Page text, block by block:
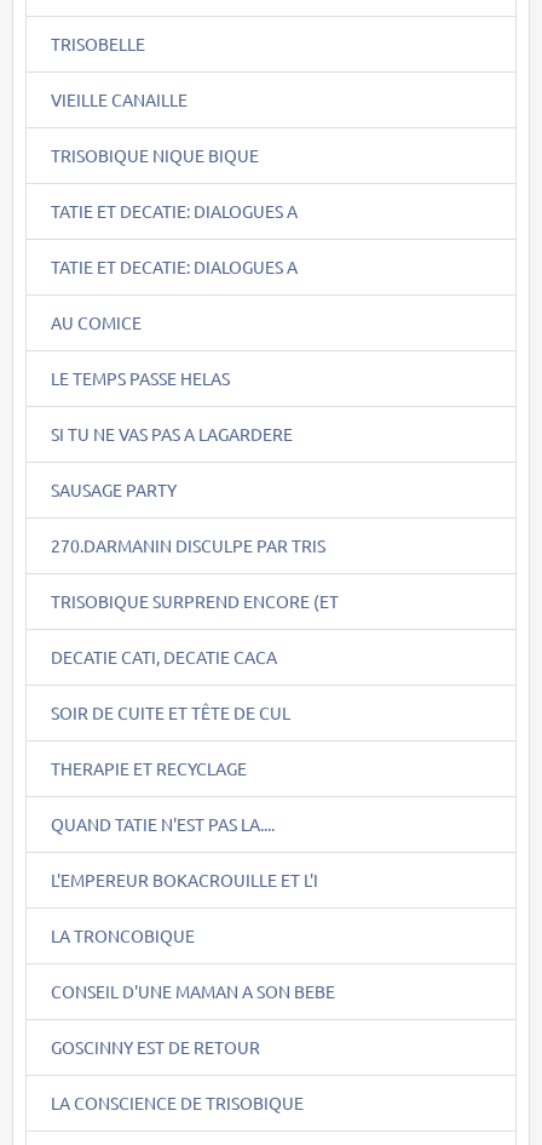
TRISOBELLE
VIEILLE CANAILLE
TRISOBIQUE NIQUE BIQUE
TATIE ET DECATIE: DIALOGUES A
TATIE ET DECATIE: DIALOGUES A
AU COMICE
LE TEMPS PASSE HELAS
SI TU NE VAS PAS A LAGARDERE
SAUSAGE PARTY
270.DARMANIN DISCULPE PAR TRIS
TRISOBIQUE SURPREND ENCORE (ET
DECATIE CATI, DECATIE CACA
SOIR DE CUITE ET TÊTE DE CUL
THERAPIE ET RECYCLAGE
QUAND TATIE N'EST PAS LA....
L'EMPEREUR BOKACROUILLE ET L'I
LA TRONCOBIQUE
CONSEIL D'UNE MAMAN A SON BEBE
GOSCINNY EST DE RETOUR
LA CONSCIENCE DE TRISOBIQUE